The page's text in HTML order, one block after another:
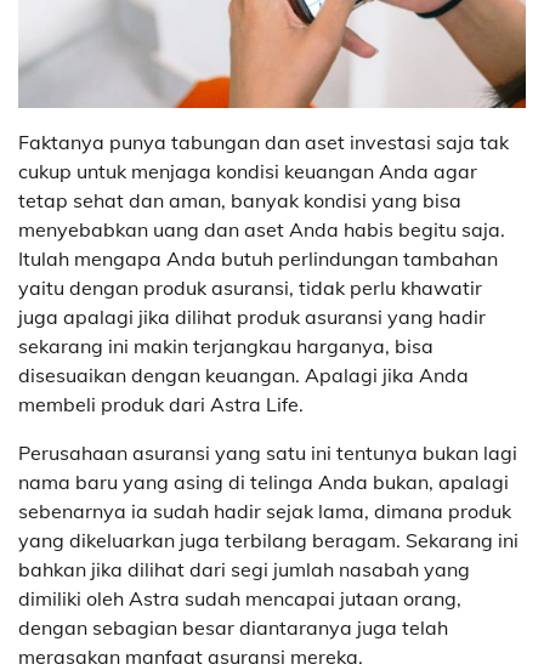
Faktanya punya tabungan dan aset investasi saja tak
cukup untuk menjaga kondisi keuangan Anda agar
tetap sehat dan aman, banyak kondisi yang bisa
menyebabkan uang dan aset Anda habis begitu saja.
Itulah mengapa Anda butuh perlindungan tambahan
yaitu dengan produk asuransi, tidak perlu khawatir
juga apalagi jika dilihat produk asuransi yang hadir
sekarang ini makin terjangkau harganya, bisa
disesuaikan dengan keuangan. Apalagi jika Anda
membeli produk dari Astra Life.
Perusahaan asuransi yang satu ini tentunya bukan lagi
nama baru yang asing di telinga Anda bukan, apalagi
sebenarnya ia sudah hadir sejak lama, dimana produk
yang dikeluarkan juga terbilang beragam. Sekarang ini
bahkan jika dilihat dari segi jumlah nasabah yang
dimiliki oleh Astra sudah mencapai jutaan orang,
dengan sebagian besar diantaranya juga telah
merasakan manfaat asuransi mereka.